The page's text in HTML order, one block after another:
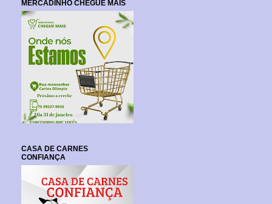
MERCADINHO CHEGUE MAIS
CASA DE CARNES
CONFIANÇA